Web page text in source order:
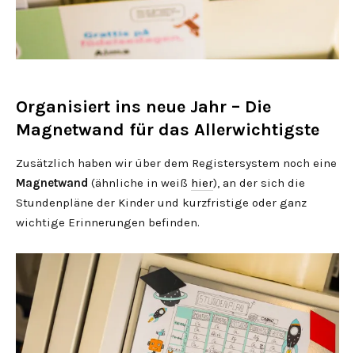
Organisiert ins neue Jahr – Die
Magnetwand für das Allerwichtigste
Zusätzlich haben wir über dem Registersystem noch eine
Magnetwand (ähnliche in weiß hier), an der sich die
Stundenpläne der Kinder und kurzfristige oder ganz
wichtige Erinnerungen befinden.